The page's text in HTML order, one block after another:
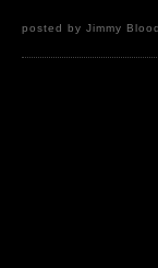
posted by Jimmy